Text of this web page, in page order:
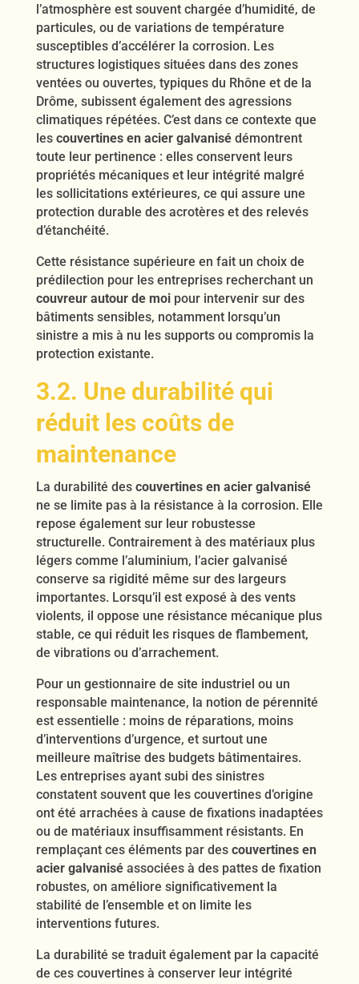
l’atmosphère est souvent chargée d’humidité, de
particules, ou de variations de température
susceptibles d’accélérer la corrosion. Les
structures logistiques situées dans des zones
ventées ou ouvertes, typiques du Rhône et de la
Drôme, subissent également des agressions
climatiques répétées. C’est dans ce contexte que
les couvertines en acier galvanisédémontrent
toute leur pertinence : elles conservent leurs
propriétés mécaniques et leur intégrité malgré
les sollicitations extérieures, ce qui assure une
protection durable des acrotères et des relevés
d’étanchéité.
Cette résistance supérieure en fait un choix de
prédilection pour les entreprises recherchant un
couvreur autour de moipour intervenir sur des
bâtiments sensibles, notamment lorsqu’un
sinistre a mis à nu les supports ou compromis la
protection existante.
3.2. Une durabilité qui
réduit les coûts de
maintenance
La durabilité des couvertines en acier galvanisé
ne se limite pas à la résistance à la corrosion. Elle
repose également sur leur robustesse
structurelle. Contrairement à des matériaux plus
légers comme l’aluminium, l’acier galvanisé
conserve sa rigidité même sur des largeurs
importantes. Lorsqu’il est exposé à des vents
violents, il oppose une résistance mécanique plus
stable, ce qui réduit les risques de flambement,
de vibrations ou d’arrachement.
Pour un gestionnaire de site industriel ou un
responsable maintenance, la notion de pérennité
est essentielle : moins de réparations, moins
d’interventions d’urgence, et surtout une
meilleure maîtrise des budgets bâtimentaires.
Les entreprises ayant subi des sinistres
constatent souvent que les couvertines d’origine
ont été arrachées à cause de fixations inadaptées
ou de matériaux insuffisamment résistants. En
remplaçant ces éléments par des couvertines en
acier galvaniséassociées à des pattes de fixation
robustes, on améliore significativement la
stabilité de l’ensemble et on limite les
interventions futures.
La durabilité se traduit également par la capacité
de ces couvertines à conserver leur intégrité